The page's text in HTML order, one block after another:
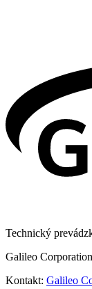
Technický
Galileo
Kontakt: Galileo